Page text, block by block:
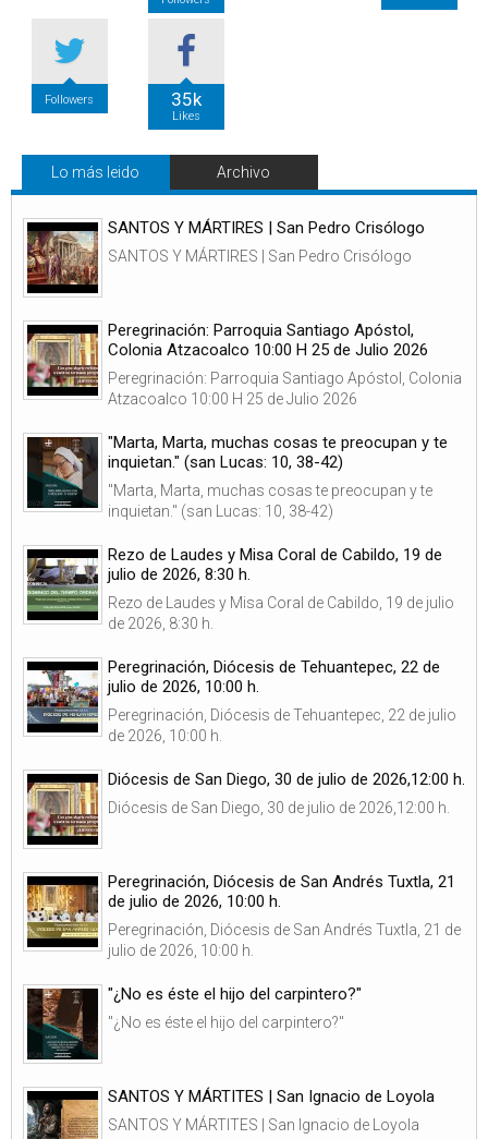
Followers 35k
Likes
Lo más leido Archivo
SANTOS Y MÁRTIRES | San Pedro Crisólogo
SANTOS Y MÁRTIRES | San Pedro Crisólogo
Peregrinación: Parroquia Santiago Apóstol,
Colonia Atzacoalco 10:00 H 25 de Julio 2026
Peregrinación: Parroquia Santiago Apóstol, Colonia
Atzacoalco 10:00 H 25 de Julio 2026
"Marta, Marta, muchas cosas te preocupan y te
inquietan." (san Lucas: 10, 38-42)
"Marta, Marta, muchas cosas te preocupan y te
inquietan." (san Lucas: 10, 38-42)
Rezo de Laudes y Misa Coral de Cabildo, 19 de
julio de 2026, 8:30 h.
Rezo de Laudes y Misa Coral de Cabildo, 19 de julio
de 2026, 8:30 h.
Peregrinación, Diócesis de Tehuantepec, 22 de
julio de 2026, 10:00 h.
Peregrinación, Diócesis de Tehuantepec, 22 de julio
de 2026, 10:00 h.
Diócesis de San Diego, 30 de julio de 2026,12:00 h.
Diócesis de San Diego, 30 de julio de 2026,12:00 h.
Peregrinación, Diócesis de San Andrés Tuxtla, 21
de julio de 2026, 10:00 h.
Peregrinación, Diócesis de San Andrés Tuxtla, 21 de
julio de 2026, 10:00 h.
"¿No es éste el hijo del carpintero?"
"¿No es éste el hijo del carpintero?"
SANTOS Y MÁRTITES | San Ignacio de Loyola
SANTOS Y MÁRTITES | San Ignacio de Loyola